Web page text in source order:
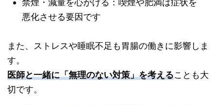
禁煙・減量を心がける：喫煙や肥満は症状を
悪化させる要因です
また、ストレスや睡眠不足も胃腸の働きに影響しま
す。
医師と一緒に「無理のない対策」を考えることも大
切です。